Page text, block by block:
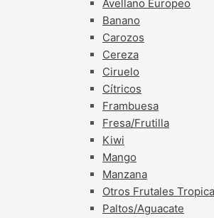
Avellano Europeo
Banano
Carozos
Cereza
Ciruelo
Cítricos
Frambuesa
Fresa/Frutilla
Kiwi
Mango
Manzana
Otros Frutales
Paltos/Aguacate